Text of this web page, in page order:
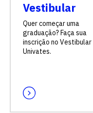
Vestibular
Quer começar uma
graduação? Faça sua
inscrição no Vestibular
Univates.